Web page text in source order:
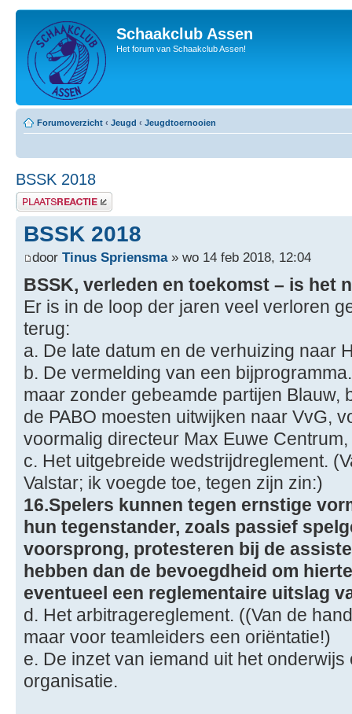
Schaakclub Assen
Het forum van Schaakclub Assen!
Forumoverzicht ‹ Jeugd ‹ Jeugdtoernooien
BSSK 2018
Plaats een reactie
BSSK 2018
door Tinus Spriensma» wo 14 feb 2018, 12:04
BSSK, verleden en toekomst – is het
Er is in de loop der jaren veel verloren
terug:
a. De late datum en de verhuizing naar
b. De vermelding van een
maar zonder gebeamde partijen Blauw,
de PABO moesten uitwijken naar VvG,
voormalig directeur Max Euwe
c. Het uitgebreide wedstrijdreglement.
Valstar; ik voegde toe, tegen zijn zin:)
16.Spelers kunnen tegen ernstige
hun tegenstander, zoals passief
voorsprong, protesteren bij de
hebben dan de bevoegdheid om
eventueel een reglementaire uitslag
d. Het arbitragereglement. ((Van de
maar voor teamleiders een oriëntatie!)
e. De inzet van iemand uit het onderwijs
organisatie.